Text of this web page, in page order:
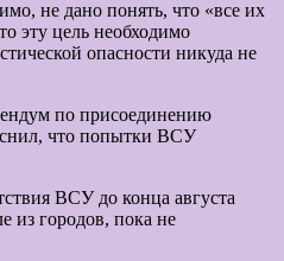
не дано понять, что «все их
эту цель необходимо
опасности никуда не
по присоединению
что попытки ВСУ
ВСУ до конца августа
из городов, пока не